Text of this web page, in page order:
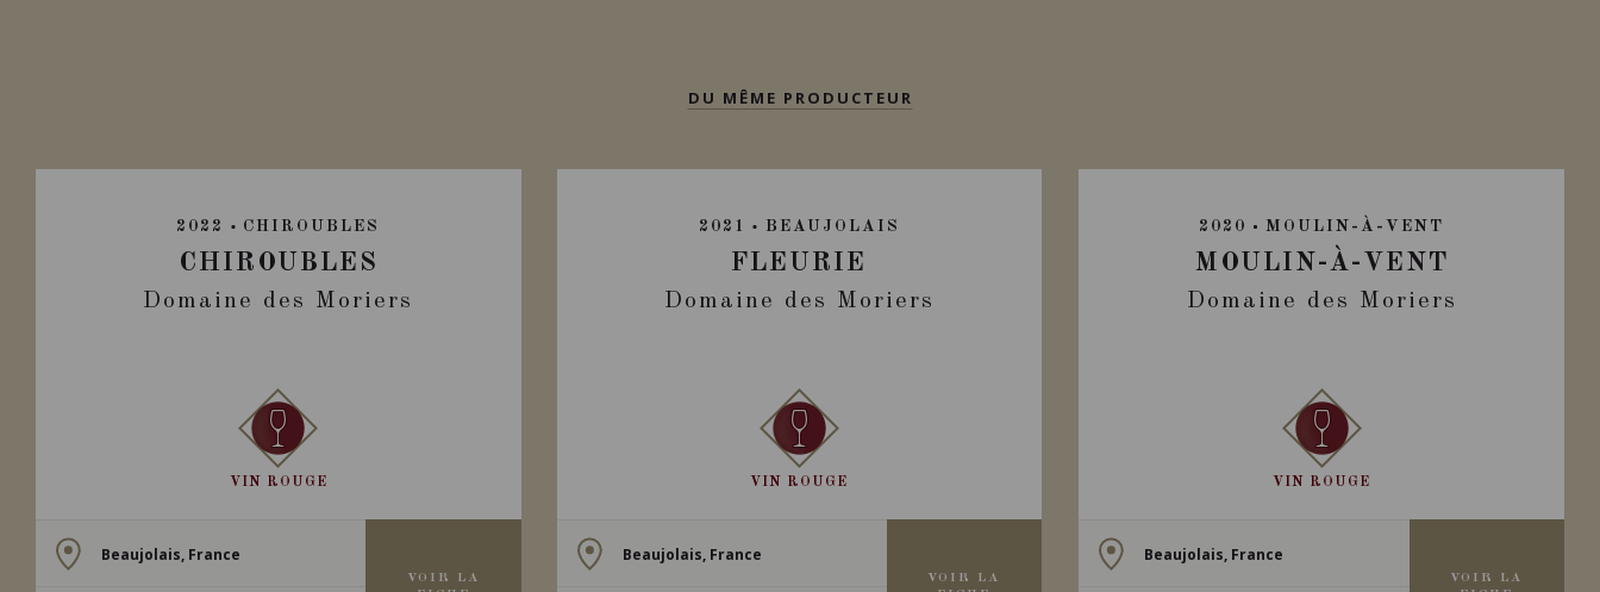
DU MÊME PRODUCTEUR
2022 CHIROUBLES
CHIROUBLES
Domaine des Moriers
VIN ROUGE
Beaujolais, France
VOIR LA
2021 BEAUJOLAIS
FLEURIE
Domaine des Moriers
VIN ROUGE
Beaujolais, France
VOIR LA
2020 MOULIN-À-VENT
MOULIN-À-VENT
Domaine des Moriers
VIN ROUGE
Beaujolais, France
VOIR LA